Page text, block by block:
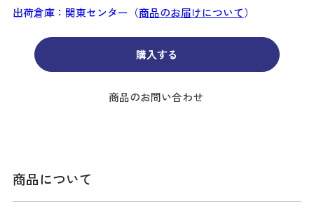
出荷倉庫：関東センター（商品のお届けについて）
購入する
商品のお問い合わせ
商品について